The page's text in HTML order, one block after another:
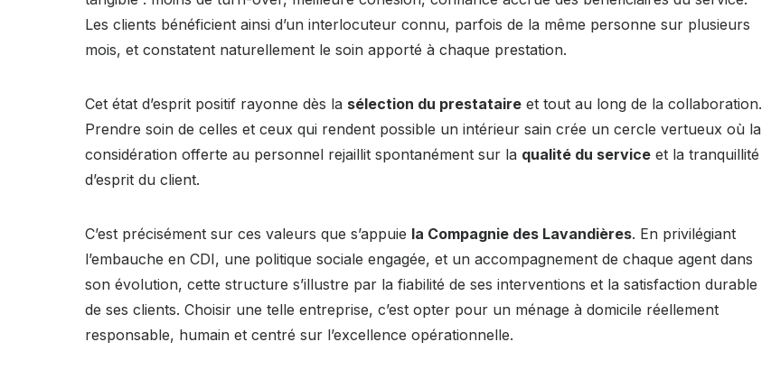
Les clients bénéficient ainsi d’un interlocuteur connu, parfois de la même personne sur plusieurs
mois, et constatent naturellement le soin apporté à chaque prestation.
Cet état d’esprit positif rayonne dès la sélection du prestataire et tout au long de la collaboration.
Prendre soin de celles et ceux qui rendent possible un intérieur sain crée un cercle vertueux où la
considération offerte au personnel rejaillit spontanément sur la qualité du service et la tranquillité
d’esprit du client.
C’est précisément sur ces valeurs que s’appuie la Compagnie des Lavandières. En privilégiant
l’embauche en CDI, une politique sociale engagée, et un accompagnement de chaque agent dans
son évolution, cette structure s’illustre par la fiabilité de ses interventions et la satisfaction durable
de ses clients. Choisir une telle entreprise, c’est opter pour un ménage à domicile réellement
responsable, humain et centré sur l’excellence opérationnelle.